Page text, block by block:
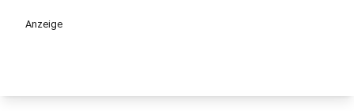
Anzeige